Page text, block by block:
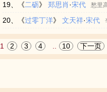
兮，岂惟纫夫蕙茝！彼尧、舜之耿介
隘。岂余身之殚殃兮，恐皇舆之败绩
他。余既不难夫离别兮，伤灵修之数
远，月明华表鹤归迟。不须更上新亭
19、《二砺》郑思肖·宋代 愁里
行饥虎齧空林。胸中有誓深于海，肯
20、《过零丁洋》文天祥·宋代
1 2 3 4 10 下一页